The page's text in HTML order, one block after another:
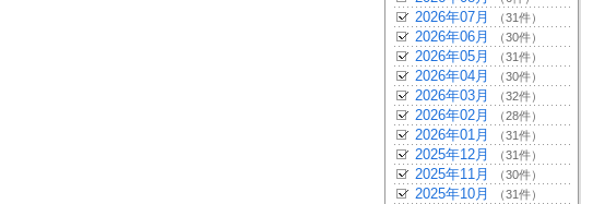
2026年07月 （31件）
2026年06月 （30件）
2026年05月 （31件）
2026年04月 （30件）
2026年03月 （32件）
2026年02月 （28件）
2026年01月 （31件）
2025年12月 （31件）
2025年11月 （30件）
2025年10月 （31件）